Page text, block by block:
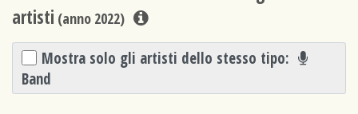
artisti (anno 2022)
Mostra solo gli artisti dello stesso tipo:
Band